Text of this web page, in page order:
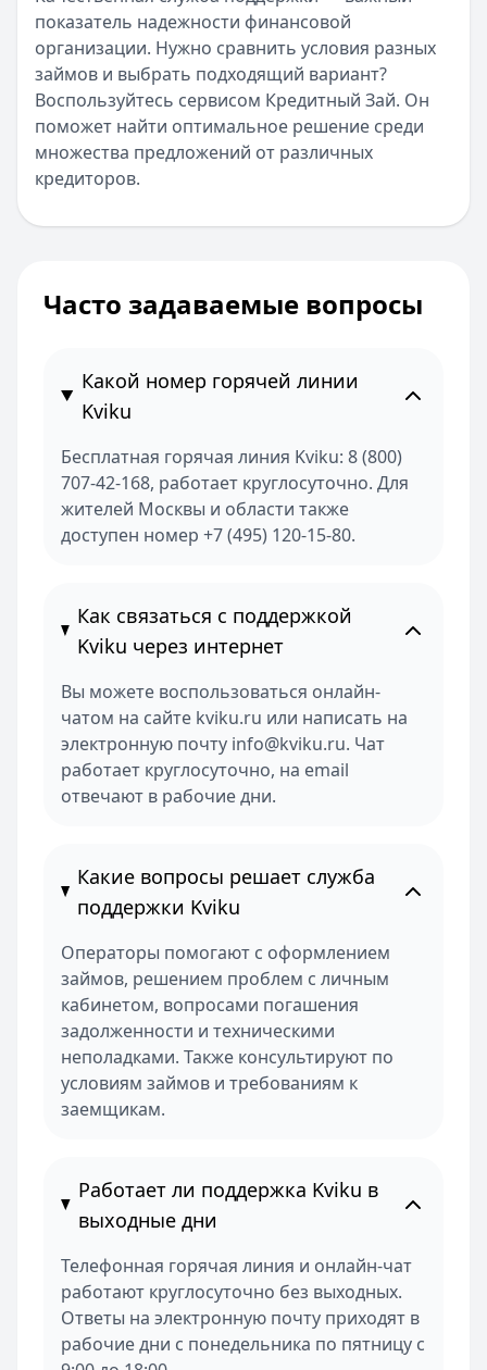
показатель надежности финансовой
организации. Нужно сравнить условия разных
займов и выбрать подходящий вариант?
Воспользуйтесь сервисом Кредитный Зай. Он
поможет найти оптимальное решение среди
множества предложений от различных
кредиторов.
Часто задаваемые вопросы
Какой номер горячей линии
Kviku
Бесплатная горячая линия Kviku: 8 (800)
707-42-168, работает круглосуточно. Для
жителей Москвы и области также
доступен номер +7 (495) 120-15-80.
Как связаться с поддержкой
Kviku через интернет
Вы можете воспользоваться онлайн-
чатом на сайте kviku.ru или написать на
электронную почту info@kviku.ru. Чат
работает круглосуточно, на email
отвечают в рабочие дни.
Какие вопросы решает служба
поддержки Kviku
Операторы помогают с оформлением
займов, решением проблем с личным
кабинетом, вопросами погашения
задолженности и техническими
неполадками. Также консультируют по
условиям займов и требованиям к
заемщикам.
Работает ли поддержка Kviku в
выходные дни
Телефонная горячая линия и онлайн-чат
работают круглосуточно без выходных.
Ответы на электронную почту приходят в
рабочие дни с понедельника по пятницу с